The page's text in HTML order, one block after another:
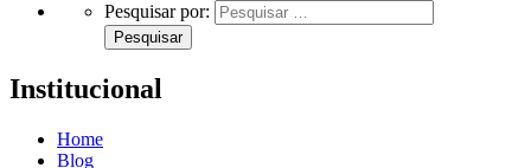
Pesquisar por:
Institucional
Home
Blog